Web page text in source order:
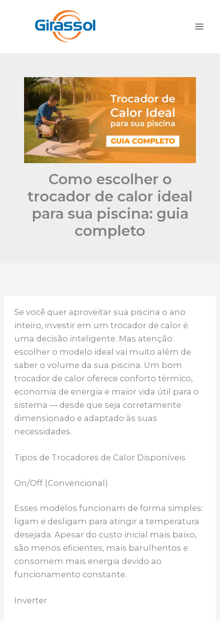
Como escolher o
trocador de calor ideal
para sua piscina: guia
completo
Se você quer aproveitar sua piscina o ano
inteiro, investir em um trocador de calor é
uma decisão inteligente. Mas atenção:
escolher o modelo ideal vai muito além de
saber o volume da sua piscina. Um bom
trocador de calor oferece conforto térmico,
economia de energia e maior vida útil para o
sistema — desde que seja corretamente
dimensionado e adaptado às suas
necessidades.
Tipos de Trocadores de Calor Disponíveis
On/Off (Convencional)
Esses modelos funcionam de forma simples:
ligam e desligam para atingir a temperatura
desejada. Apesar do custo inicial mais baixo,
são menos eficientes, mais barulhentos e
consomem mais energia devido ao
funcionamento constante.
Inverter